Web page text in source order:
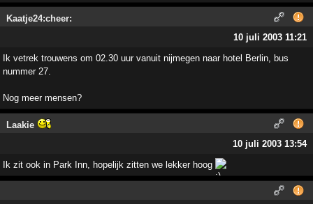
Kaatje24:cheer:
10 juli 2003 11:21
Ik vetrek trouwens om 02.30 uur vanuit nijmegen naar hotel Berlin, bus
nummer 27.
Nog meer mensen?
Laakie
10 juli 2003 13:54
Ik zit ook in Park Inn, hopelijk zitten we lekker hoog